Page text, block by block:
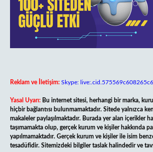
Reklam ve İletişim: Skype:
Yasal Uyarı: Bu internet sitesi, herhangi bir marka,
hiçbir bağlantısı bulunmamaktadır. Sitede yalnızca
makaleler paylaşılmaktadır. Burada yer alan içerikler
taşımamakta olup, gerçek kurum ve kişiler hakkında
yapılmamaktadır. Gerçek kurum ve kişiler ile isim
tesadüfidir. Sitemizdeki bilgiler taslak halindedir ve